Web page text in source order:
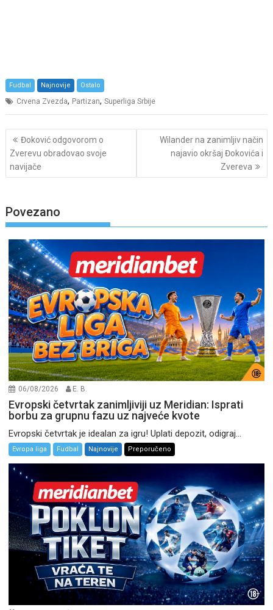
Fudbal Najnovije Ostalo
Crvena Zvezda, Partizan,Superliga Srbije
Post
navigation
Đoković odgovorom o
Zverevu obradovao svoje
navijače
Wilander na zanimljiv način
najavio okršaj Đokovića i
Zvereva
Povezano
06/08/2026 E. B.
Evropski četvrtak zanimljiviji uz Meridian: Isprati
borbu za grupnu fazu uz najveće kvote
Evropski četvrtak je idealan za igru! Uplati depozit, odigraj...
Evropa liga Fudbal Najnovije Preporučeno